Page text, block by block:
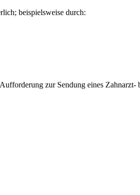
beispielsweise durch:
zur Sendung eines Zahnarzt-